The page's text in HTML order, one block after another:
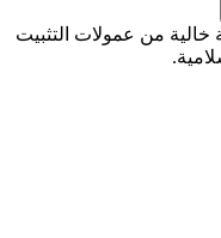
خالية من عمولات التثبيت